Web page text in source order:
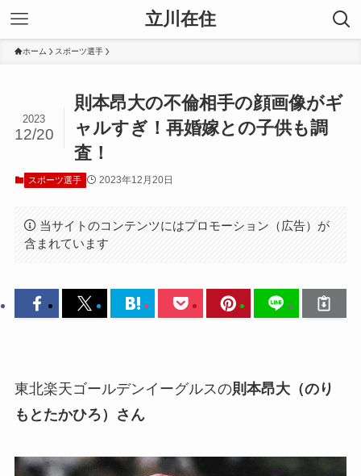
立川在住
ホーム スポーツ選手
則本昂大の不倫相手の顔画像がギ
ャルすぎ！再婚嫁との子供も調
査！
2023
12/20
スポーツ選手 2023年12月20日
当サイトのコンテンツにはプロモーション（広告）が
含まれています
東北楽天ゴールデンイーグルスの則本昂大（のり
もとたかひろ）さん